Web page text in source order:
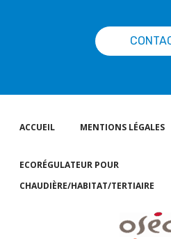
ACCUEIL MENTIONS LÉGALES
ECORÉGULATEUR POUR
CHAUDIÈRE/HABITAT/TERTIAIRE